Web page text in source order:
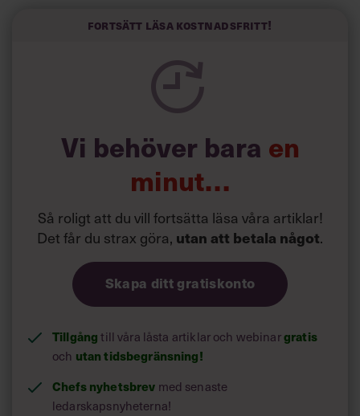
och höjt arbetsglädjen på Google:
Fortsätt läsa kostnadsfritt!
Vi behöver bara en
minut…
Så roligt att du vill fortsätta läsa våra artiklar!
Det får du strax göra, utan att betala något.
Skapa ditt gratiskonto
Tillgångtill våra låsta artiklar och webinargratis
och utan tidsbegränsning!
Chefs nyhetsbrev med senaste
ledarskapsnyheterna!